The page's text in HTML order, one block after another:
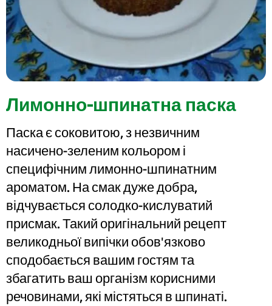
Лимонно-шпинатна паска
Паска є соковитою, з незвичним
насичено-зеленим кольором і
специфічним лимонно-шпинатним
ароматом. На смак дуже добра,
відчувається солодко-кислуватий
присмак. Такий оригінальний рецепт
великодньої випічки обов'язково
сподобається вашим гостям та
збагатить ваш організм корисними
речовинами, які містяться в шпинаті.